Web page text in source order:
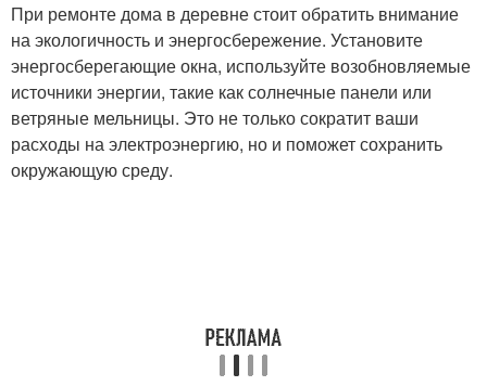
При ремонте дома в деревне стоит обратить внимание
на экологичность и энергосбережение. Установите
энергосберегающие окна, используйте возобновляемые
источники энергии, такие как солнечные панели или
ветряные мельницы. Это не только сократит ваши
расходы на электроэнергию, но и поможет сохранить
окружающую среду.